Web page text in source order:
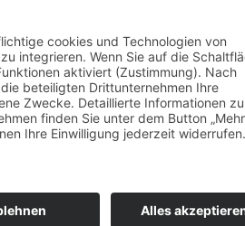
um Legionellen
im Garten oder auf der Terrasse
– online,